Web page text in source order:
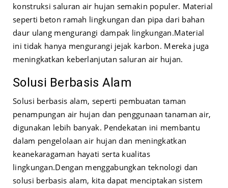
konstruksi saluran air hujan semakin populer. Material
seperti beton ramah lingkungan dan pipa dari bahan
daur ulang mengurangi dampak lingkungan.Material
ini tidak hanya mengurangi jejak karbon. Mereka juga
meningkatkan keberlanjutan saluran air hujan.
Solusi Berbasis Alam
Solusi berbasis alam, seperti pembuatan taman
penampungan air hujan dan penggunaan tanaman air,
digunakan lebih banyak. Pendekatan ini membantu
dalam pengelolaan air hujan dan meningkatkan
keanekaragaman hayati serta kualitas
lingkungan.Dengan menggabungkan teknologi dan
solusi berbasis alam, kita dapat menciptakan sistem